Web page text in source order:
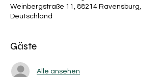
Weinbergstraße 11, 88214 Ravensburg,
Deutschland
Gäste
Alle ansehen